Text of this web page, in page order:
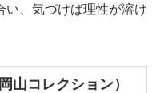
い、気づけば理性が溶け
山コレクション）